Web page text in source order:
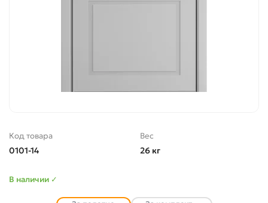
Код товара
0101-14
Вес
26 кг
В наличии ✓